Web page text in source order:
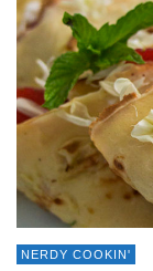
NERDY COOKIN'